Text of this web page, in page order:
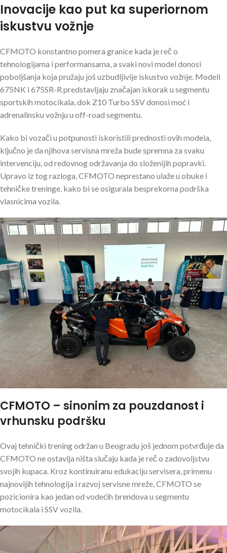
Inovacije kao put ka superiornom
iskustvu vožnje
CFMOTO konstantno pomera granice kada je reč o
tehnologijama i performansama, a svaki novi model donosi
poboljšanja koja pružaju još uzbudljivije iskustvo vožnje. Modeli
675NK i 675SR-R predstavljaju značajan iskorak u segmentu
sportskih motocikala, dok Z10 Turbo SSV donosi moć i
adrenalinsku vožnju u off-road segmentu.
Kako bi vozači u potpunosti iskoristili prednosti ovih modela,
ključno je da njihova servisna mreža bude spremna za svaku
intervenciju, od redovnog održavanja do složenijih popravki.
Upravo iz tog razloga, CFMOTO neprestano ulaže u obuke i
tehničke treninge, kako bi se osigurala besprekorna podrška
vlasnicima vozila.
CFMOTO – sinonim za pouzdanost i
vrhunsku podršku
Ovaj tehnički trening održan u Beogradu još jednom potvrđuje da
CFMOTO ne ostavlja ništa slučaju kada je reč o zadovoljstvu
svojih kupaca. Kroz kontinuiranu edukaciju servisera, primenu
najnovijih tehnologija i razvoj servisne mreže, CFMOTO se
pozicionira kao jedan od vodećih brendova u segmentu
motocikala i SSV vozila.